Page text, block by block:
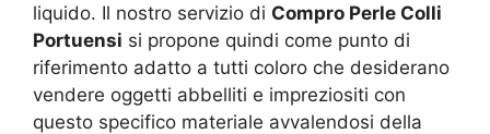
liquido. Il nostro servizio di Compro Perle Colli
Portuensi si propone quindi come punto di
riferimento adatto a tutti coloro che desiderano
vendere oggetti abbelliti e impreziositi con
questo specifico materiale avvalendosi della